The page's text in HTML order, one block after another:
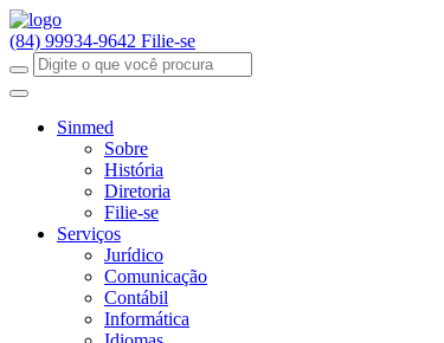
(84) 99934-9642 Filie-se
Sinmed
Sobre
História
Diretoria
Filie-se
Serviços
Jurídico
Comunicação
Contábil
Informática